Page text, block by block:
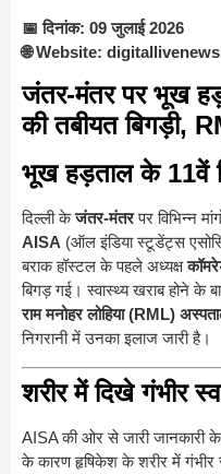
📅 दिनांक: 09 जुलाई 2026
🌐 Website:
जंतर-मंतर पर भूख
की तबीयत बिगड़ी,
भूख हड़ताल के 11वें
दिल्ली केजंतर-मंतरपर विभिन्न
AISA (ऑल इंडिया स्टूडेंट्स
बराक हॉस्टल के पहले अध्यक्ष
बिगड़ गई। स्वास्थ्य खराब होने के
राम मनोहर लोहिया (RML)
निगरानी में उनका इलाज जारी है।
शरीर में दिखे गंभीर
AISA की ओर से जारी जानकारी
के कारण हृषिकेश के शरीर में गंभीर